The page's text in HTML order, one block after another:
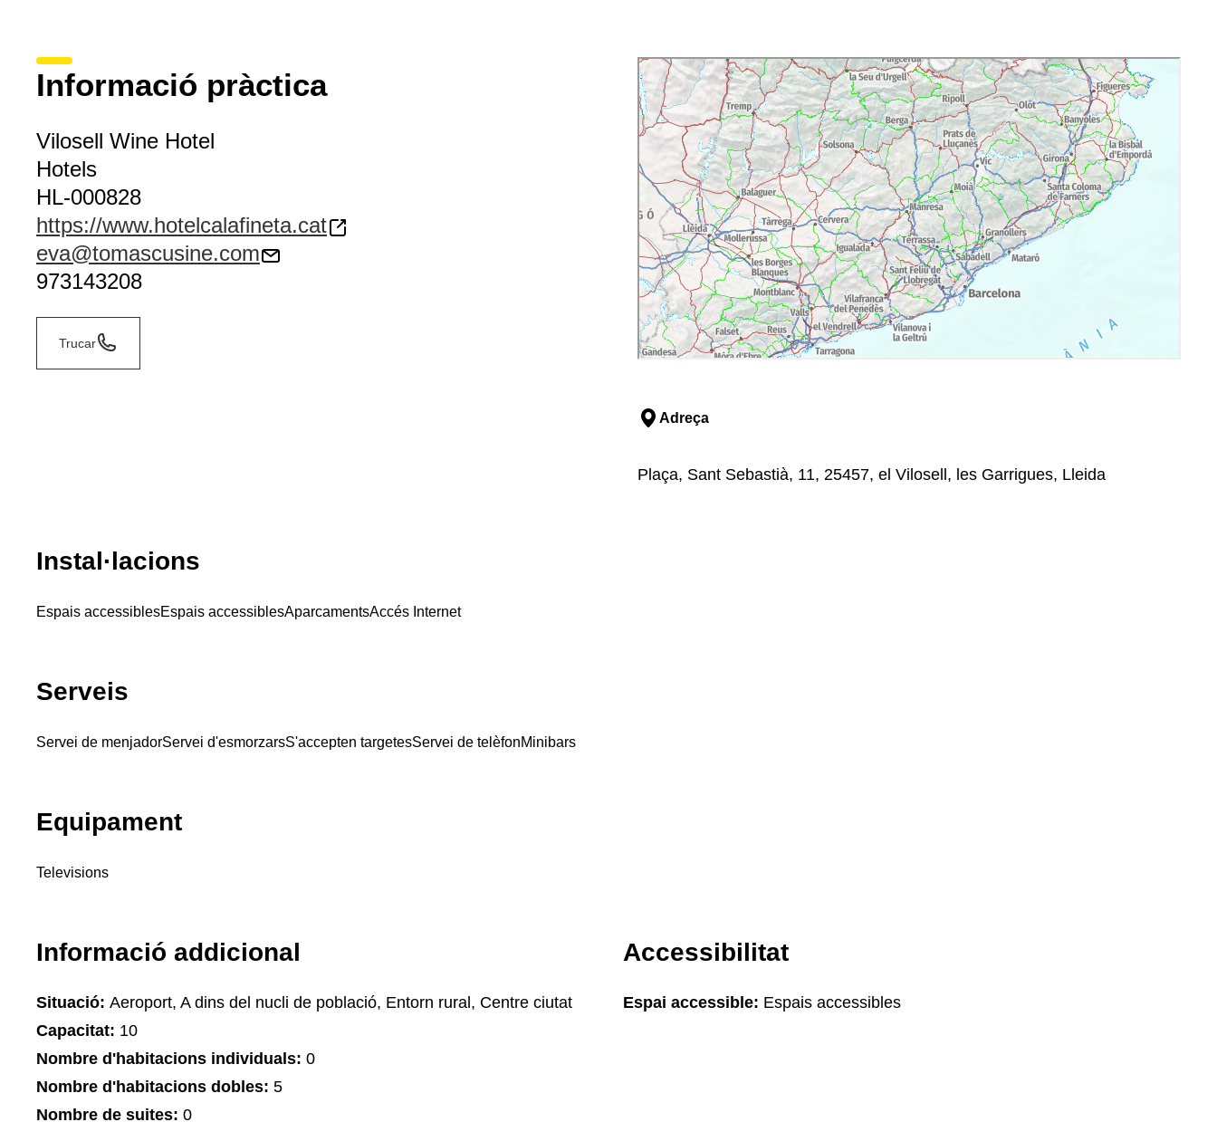
Informació pràctica
Vilosell Wine Hotel
Hotels
HL-000828
https://www.hotelcalafineta.cat
eva@tomascusine.com
973143208
Trucar
Adreça
Plaça, Sant Sebastià, 11, 25457, el Vilosell, les Garrigues, Lleida
Instal·lacions
Espais accessiblesEspais accessiblesAparcamentsAccés Internet
Serveis
Servei de menjadorServei d'esmorzarsS'accepten targetesServei de telèfonMinibars
Equipament
Televisions
Informació addicional
Situació: Aeroport, A dins del nucli de població, Entorn rural, Centre ciutat
Capacitat: 10
Nombre d'habitacions individuals: 0
Nombre d'habitacions dobles: 5
Nombre de suites: 0
Accessibilitat
Espai accessible: Espais accessibles